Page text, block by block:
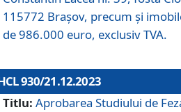
115772 Brașov, precum și
de 986.000 euro, exclusiv TVA.
930/21.12.2023
Titlu: Aprobarea Studiului de